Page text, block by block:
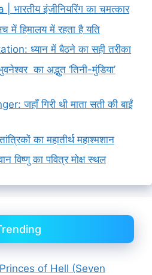
इंजीनियरिंग का चमत्कार
हिमालय में रहता है यति
ध्यान में बैठने का सही तरीका
का अद्भुत ‘तिनी-मुंडिया’
जहाँ गिरी थी माता सती की बाईं
का महातीर्थ महाश्मशान
का पवित्र मोक्ष स्थल
of Hell (Seven